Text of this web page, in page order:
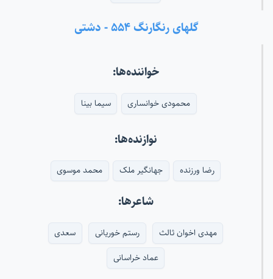
گلهای رنگارنگ ۵۵۴ - دشتی
خواننده‌ها:
محمودی خوانساری سیما بینا
نوازنده‌ها:
رضا ورزنده جهانگیر ملک محمد موسوی
شاعرها:
مهدی اخوان ثالث رستم خوریانی
سعدی
عماد خراسانی